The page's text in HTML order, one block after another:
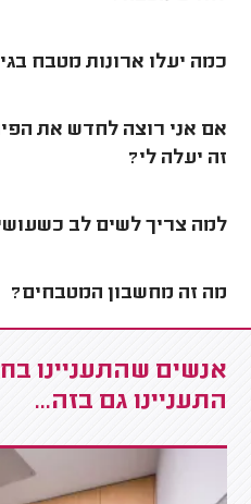
כמה יעלו ארונות מטבח
אם אני רוצה לחדש את
זה יעלה לי?
למה צריך לשים לב
מה זה מחשבון המטבחים?
אנשים שהתעניינו
התעניינו גם בזה...